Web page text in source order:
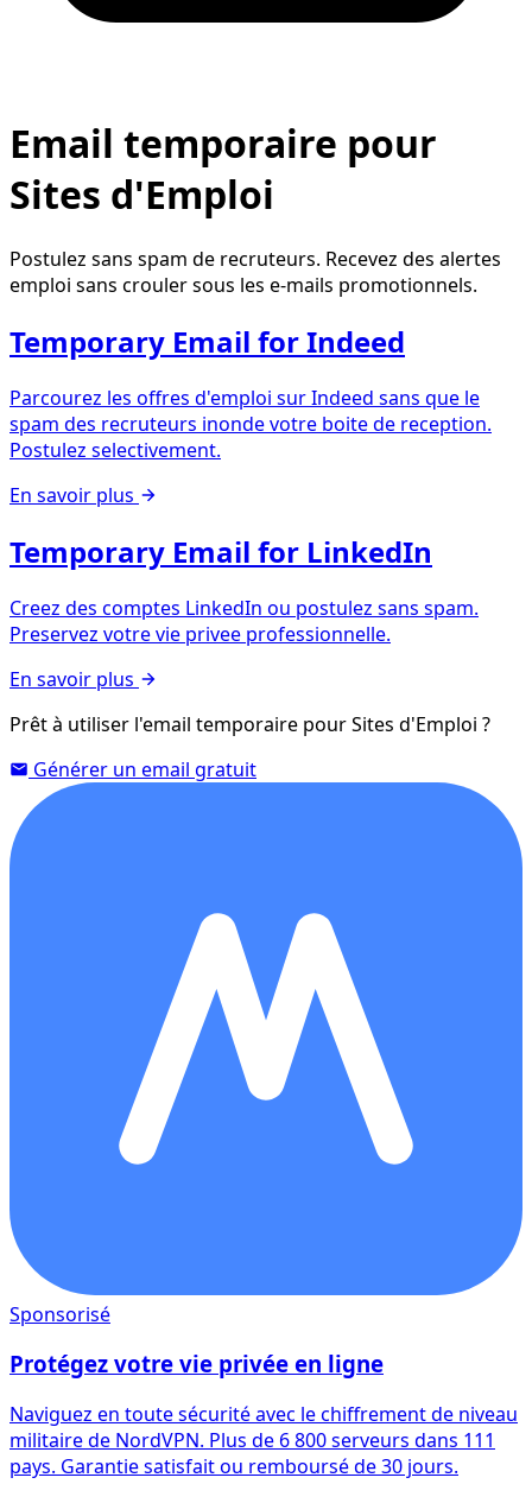
Email temporaire pour
Sites d'Emploi
Postulez sans spam de recruteurs. Recevez des alertes
emploi sans crouler sous les e-mails promotionnels.
Temporary Email for Indeed
Parcourez les offres d'emploi sur Indeed sans que le
spam des recruteurs inonde votre boite de reception.
Postulez selectivement.
En savoir plus
Temporary Email for LinkedIn
Creez des comptes LinkedIn ou postulez sans spam.
Preservez votre vie privee professionnelle.
En savoir plus
Prêt à utiliser l'email temporaire pour Sites d'Emploi ?
Générer un email gratuit
Sponsorisé
Protégez votre vie privée en ligne
Naviguez en toute sécurité avec le chiffrement de niveau
militaire de NordVPN. Plus de 6 800 serveurs dans 111
pays. Garantie satisfait ou remboursé de 30 jours.